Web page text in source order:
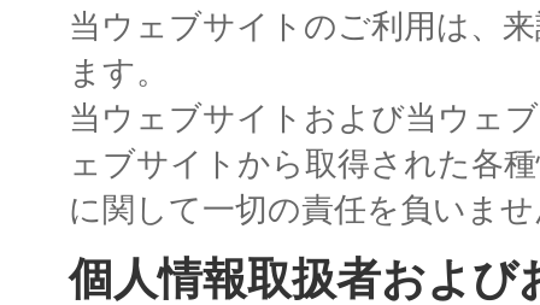
当ウェブサイトのご利用は、
ます。
当ウェブサイトおよび当ウェ
ェブサイトから取得された各
に関して一切の責任を負いま
個人情報取扱者および